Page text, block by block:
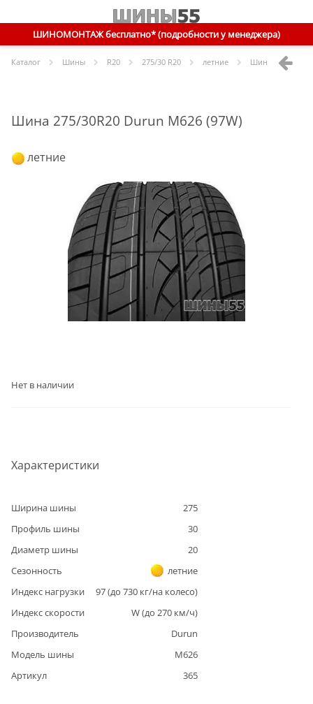
ШИНОМОНТАЖ бесплатно* (подробности у менеджера)
Каталог Шины R20 275/30 R20 летние Шины Durun
Шина 275/30R20 Durun M626 (97W)
летние
Характеристики
Ширина шины
275
Профиль шины
30
Диаметр шины
20
Сезонность
летние
Индекс нагрузки
97(до 730 кг/на колесо)
Индекс скорости
W(до 270 км/ч)
Производитель
Durun
Модель шины
M626
Артикул
365
Нет в наличии